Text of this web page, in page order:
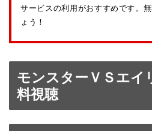
サービスの利用がおすすめです。
ょう！
モンスターＶＳエイ
料視聴